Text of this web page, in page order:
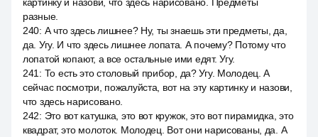
разные.
240: А что здесь лишнее? Ну, ты знаешь эти предметы, да,
да. Угу. И что здесь лишнее лопата. А почему? Потому что
лопатой копают, а все остальные ими едят. Угу.
241 : То есть это столовый прибор, да? Угу. Молодец. А
сейчас посмотри, пожалуйста, вот на эту картинку и назови,
что здесь нарисовано.
242: Это вот катушка, это вот кружок, это вот пирамидка, это
квадрат, это молоток. Молодец. Вот они нарисованы, да. А